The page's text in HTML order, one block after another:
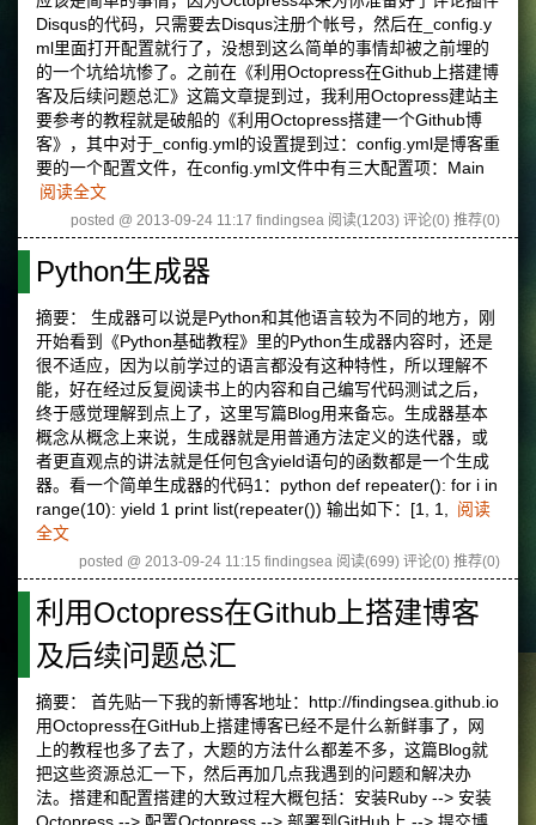
Disqus的代码，只需要去Disqus注册个帐号，然后在_config.y
ml里面打开配置就行了，没想到这么简单的事情却被之前埋的
的一个坑给坑惨了。之前在《利用Octopress在Github上搭建博
客及后续问题总汇》这篇文章提到过，我利用Octopress建站主
要参考的教程就是破船的《利用Octopress搭建一个Github博
客》，其中对于_config.yml的设置提到过：config.yml是博客重
要的一个配置文件，在config.yml文件中有三大配置项：Main
阅读全文
posted @ 2013-09-24 11:17 findingsea 阅读(1203) 评论(0) 推荐(0)
Python生成器
摘要： 生成器可以说是Python和其他语言较为不同的地方，刚
开始看到《Python基础教程》里的Python生成器内容时，还是
很不适应，因为以前学过的语言都没有这种特性，所以理解不
能，好在经过反复阅读书上的内容和自己编写代码测试之后，
终于感觉理解到点上了，这里写篇Blog用来备忘。生成器基本
概念从概念上来说，生成器就是用普通方法定义的迭代器，或
者更直观点的讲法就是任何包含yield语句的函数都是一个生成
器。看一个简单生成器的代码1：python def repeater(): for i in
range(10): yield 1 print list(repeater()) 输出如下：[1, 1,
阅读
全文
posted @ 2013-09-24 11:15 findingsea 阅读(699) 评论(0) 推荐(0)
利用Octopress在Github上搭建博客
及后续问题总汇
摘要： 首先贴一下我的新博客地址：http://findingsea.github.io
用Octopress在GitHub上搭建博客已经不是什么新鲜事了，网
上的教程也多了去了，大题的方法什么都差不多，这篇Blog就
把这些资源总汇一下，然后再加几点我遇到的问题和解决办
法。搭建和配置搭建的大致过程大概包括：安装Ruby --> 安装